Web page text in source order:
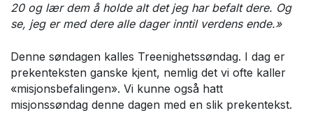
20 og lær dem å holde alt det jeg har befalt dere. Og
se, jeg er med dere alle dager inntil verdens ende.»
Denne søndagen kalles Treenighetssøndag. I dag er
prekenteksten ganske kjent, nemlig det vi ofte kaller
«misjonsbefalingen». Vi kunne også hatt
misjonssøndag denne dagen med en slik prekentekst.